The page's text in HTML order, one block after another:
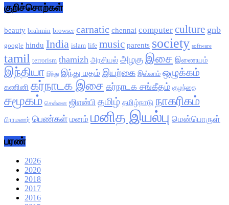
குறிச்சொற்கள்
beauty brahmin browser carnatic chennai computer culture gnb
google hindu India islam life music parents society software
tamil terrorism thamizh அரசியல் அழகு இசை இணையம்
இந்தியா இந்து இந்து மதம் இயற்கை இஸ்லாம் ஒழுக்கம்
கணினி கர்நாடக இசை கர்நாடக சங்கீதம் குழந்தை
சமூகம் சென்னை ஜிஎன்பி தமிழ் தமிழ்நாடு நாகரிகம்
பிராமணர் பெண்கள் மனம் மனித இயல்பு மென்பொருள்
பரண்
2026
2020
2018
2017
2016